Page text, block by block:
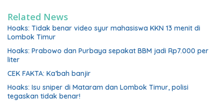
Related News
Hoaks: Tidak benar video syur mahasiswa KKN 13 menit di
Lombok Timur
Hoaks: Prabowo dan Purbaya sepakat BBM jadi Rp7.000 per
liter
CEK FAKTA: Ka’bah banjir
Hoaks: Isu sniper di Mataram dan Lombok Timur, polisi
tegaskan tidak benar!